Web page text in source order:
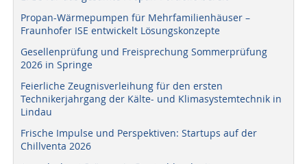
Propan-Wärmepumpen für Mehrfamilienhäuser –
Fraunhofer ISE entwickelt Lösungskonzepte
Gesellenprüfung und Freisprechung Sommerprüfung
2026 in Springe
Feierliche Zeugnisverleihung für den ersten
Technikerjahrgang der Kälte- und Klimasystemtechnik in
Lindau
Frische Impulse und Perspektiven: Startups auf der
Chillventa 2026